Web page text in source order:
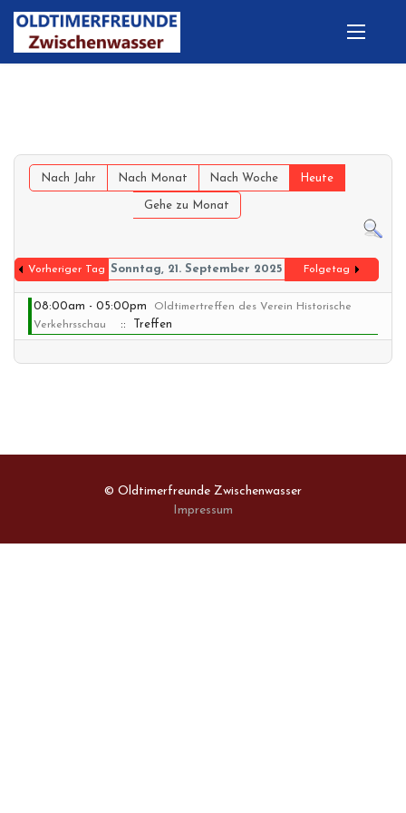
Nach Jahr Nach Monat Nach Woche Heute
Gehe zu Monat
Vorheriger Tag Sonntag, 21. September 2025 Folgetag
08:00am - 05:00pm
Oldtimertreffen des Verein Historische
Verkehrsschau
:: Treffen
© Oldtimerfreunde Zwischenwasser
Impressum